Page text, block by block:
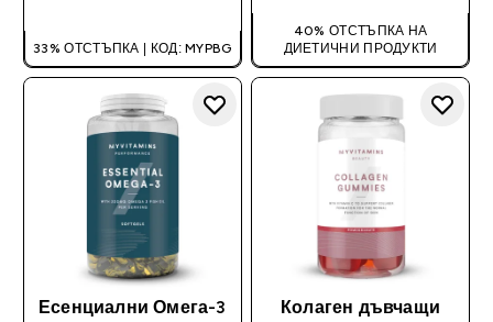
33% ОТСТЪПКА | КОД: MYPBG
40% ОТСТЪПКА НА
ДИЕТИЧНИ ПРОДУКТИ
Есенциални Омега-3
Колаген дъвчащи